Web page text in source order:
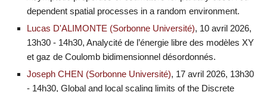
dependent spatial processes in a random environment.
Lucas D'ALIMONTE (Sorbonne Université), 10 avril 2026,
13h30 - 14h30, Analycité de l’énergie libre des modèles XY
et gaz de Coulomb bidimensionnel désordonnés.
Joseph CHEN (Sorbonne Université), 17 avril 2026, 13h30
- 14h30, Global and local scaling limits of the Discrete